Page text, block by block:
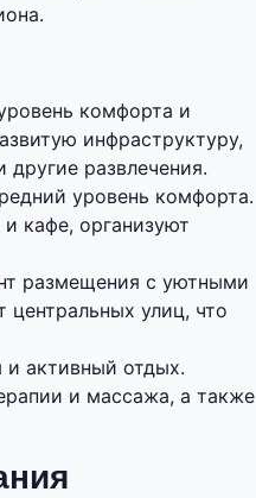
комфорта и
инфраструктуру,
развлечения.
уровень комфорта.
кафе, организуют
размещения с уютными
улиц, что
активный отдых.
и массажа, а также